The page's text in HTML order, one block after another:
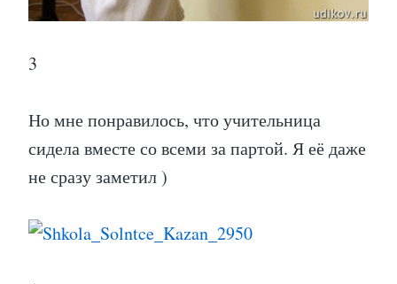
3
Но мне понравилось, что учительница
сидела вместе со всеми за партой. Я её даже
не сразу заметил )